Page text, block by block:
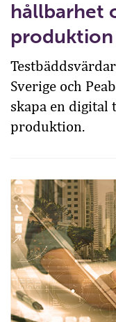
hållbarhet
produktion
Sverige och
skapa en digital
produktion.